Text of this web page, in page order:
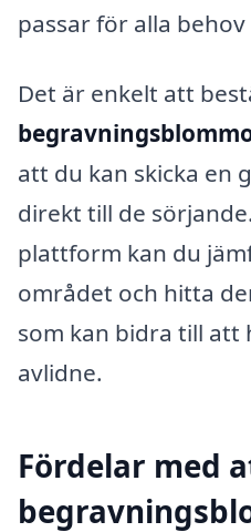
passar för alla behov
Det är enkelt att
att du kan skicka en
direkt till de
plattform kan du
området och hitta
som kan bidra till att
avlidne.
Fördelar med